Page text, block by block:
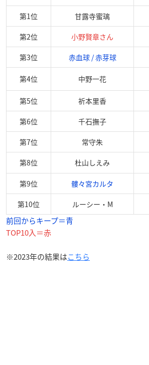
第1位 甘露寺蜜璃
第2位 小野賢章さん
第3位 赤血球 / 赤芽球
第4位 中野一花
第5位 祈本里香
第6位 千石撫子
第7位 常守朱
第8位 杜山しえみ
第9位 髏々宮カルタ
第10位 ルーシー・M
前回からキープ＝青
TOP10入＝赤
※2023年の結果はこちら